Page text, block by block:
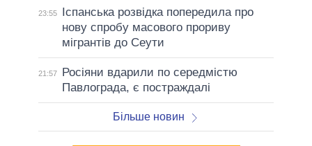
23:55
Іспанська розвідка попередила про
нову спробу масового прориву
мігрантів до Сеути
21:57
Росіяни вдарили по середмістю
Павлограда, є постраждалі
Більше новин